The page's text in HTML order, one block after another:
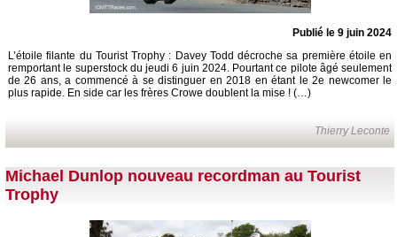
Publié le 9 juin 2024
L’étoile filante du Tourist Trophy : Davey Todd décroche sa première étoile en
remportant le superstock du jeudi 6 juin 2024. Pourtant ce pilote âgé seulement
de 26 ans, a commencé à se distinguer en 2018 en étant le 2e newcomer le
plus rapide. En side car les frères Crowe doublent la mise ! (…)
Thierry Leconte
Michael Dunlop nouveau recordman au Tourist
Trophy